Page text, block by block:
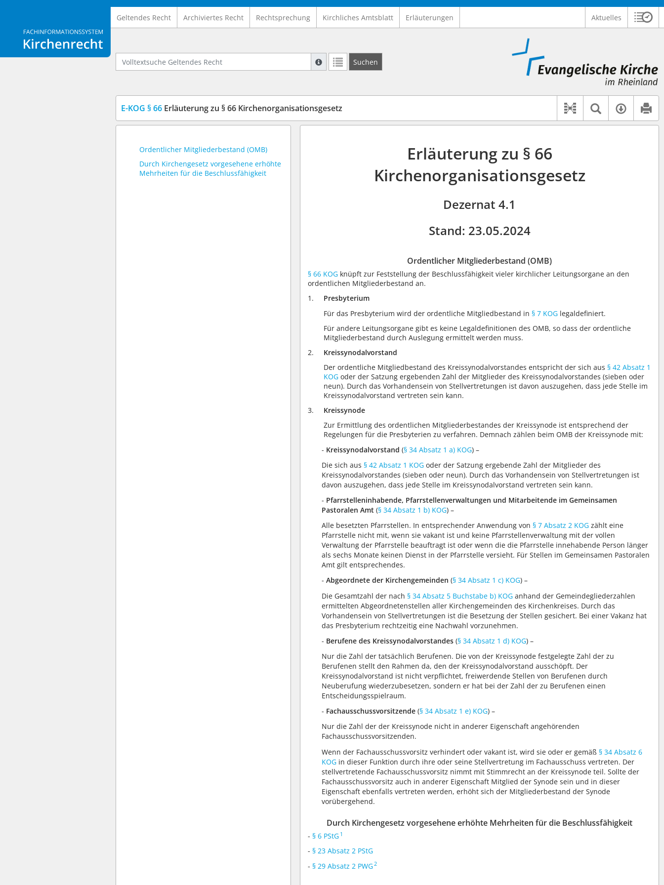
Logo Fachinformationssystem Kirchenrecht
Geltendes Recht Archiviertes Recht Rechtsprechung Kirchliches Amtsblatt Erläuterungen Aktuelles
Volltextsuche Geltendes Recht
Suche mit Platzhalter "*", Bsp. Pfarrer*, findet auch: "Pfarrerinitiative" oder "Pfarrerausschuss".
Suchen
Logo Ev. Kirche im Rheinland
E-KOG § 66 Erläuterung zu § 66 Kirchenorganisationsgesetz
Dokument-
Textsuche
Ordentlicher Mitgliederbestand (OMB)
Durch Kirchengesetz vorgesehene erhöhte
Mehrheiten für die Beschlussfähigkeit
Erläuterung zu § 66
Kirchenorganisationsgesetz
Dezernat 4.1
Stand: 23.05.2024
Ordentlicher Mitgliederbestand (OMB)
§ 66 KOG knüpft zur Feststellung der Beschlussfähigkeit vieler kirchlicher Leitungsorgane an den
ordentlichen Mitgliederbestand an.
Presbyterium
Für das Presbyterium wird der ordentliche Mitgliedbestand in § 7 KOG legaldefiniert.
Für andere Leitungsorgane gibt es keine Legaldefinitionen des OMB, so dass der ordentliche
Mitgliederbestand durch Auslegung ermittelt werden muss.
Kreissynodalvorstand
Der ordentliche Mitgliedbestand des Kreissynodalvorstandes entspricht der sich aus§ 42 Absatz 1
KOG oder der Satzung ergebenden Zahl der Mitglieder des Kreissynodalvorstandes (sieben oder
neun). Durch das Vorhandensein von Stellvertretungen ist davon auszugehen, dass jede Stelle im
Kreissynodalvorstand vertreten sein kann.
Kreissynode
Zur Ermittlung des ordentlichen Mitgliederbestandes der Kreissynode ist entsprechend der
Regelungen für die Presbyterien zu verfahren. Demnach zählen beim OMB der Kreissynode mit:
- Kreissynodalvorstand (§ 34 Absatz 1 a) KOG) –
Die sich aus§ 42 Absatz 1 KOG oder der Satzung ergebende Zahl der Mitglieder des
Kreissynodalvorstandes (sieben oder neun). Durch das Vorhandensein von Stellvertretungen ist
davon auszugehen, dass jede Stelle im Kreissynodalvorstand vertreten sein kann.
- Pfarrstelleninhabende, Pfarrstellenverwaltungen und Mitarbeitende im Gemeinsamen
Pastoralen Amt (§ 34 Absatz 1 b) KOG) –
Alle besetzten Pfarrstellen. In entsprechender Anwendung von§ 7 Absatz 2 KOG zählt eine
Pfarrstelle nicht mit, wenn sie vakant ist und keine Pfarrstellenverwaltung mit der vollen
Verwaltung der Pfarrstelle beauftragt ist oder wenn die die Pfarrstelle innehabende Person länger
als sechs Monate keinen Dienst in der Pfarrstelle versieht. Für Stellen im Gemeinsamen Pastoralen
Amt gilt entsprechendes.
-Abgeordnete der Kirchengemeinden (§ 34 Absatz 1 c) KOG) –
Die Gesamtzahl der nach § 34 Absatz 5 Buchstabe b) KOG anhand der Gemeindegliederzahlen
ermittelten Abgeordnetenstellen aller Kirchengemeinden des Kirchenkreises. Durch das
Vorhandensein von Stellvertretungen ist die Besetzung der Stellen gesichert. Bei einer Vakanz hat
das Presbyterium rechtzeitig eine Nachwahl vorzunehmen.
- Berufene des Kreissynodalvorstandes (§ 34 Absatz 1 d) KOG) –
Nur die Zahl der tatsächlich Berufenen. Die von der Kreissynode festgelegte Zahl der zu
Berufenen stellt den Rahmen da, den der Kreissynodalvorstand ausschöpft. Der
Kreissynodalvorstand ist nicht verpflichtet, freiwerdende Stellen von Berufenen durch
Neuberufung wiederzubesetzen, sondern er hat bei der Zahl der zu Berufenen einen
Entscheidungsspielraum.
- Fachausschussvorsitzende (§ 34 Absatz 1 e) KOG) –
Nur die Zahl der der Kreissynode nicht in anderer Eigenschaft angehörenden
Fachausschussvorsitzenden.
Wenn der Fachausschussvorsitz verhindert oder vakant ist, wird sie oder er gemäß § 34 Absatz 6
KOG in dieser Funktion durch ihre oder seine Stellvertretung im Fachausschuss vertreten. Der
stellvertretende Fachausschussvorsitz nimmt mit Stimmrecht an der Kreissynode teil. Sollte der
Fachausschussvorsitz auch in anderer Eigenschaft Mitglied der Synode sein und in dieser
Eigenschaft ebenfalls vertreten werden, erhöht sich der Mitgliederbestand der Synode
vorübergehend.
Durch Kirchengesetz vorgesehene erhöhte Mehrheiten für die Beschlussfähigkeit
-§ 6 PStG 1
-§ 23 Absatz 2 PStG
- § 29 Absatz 2 PWG2